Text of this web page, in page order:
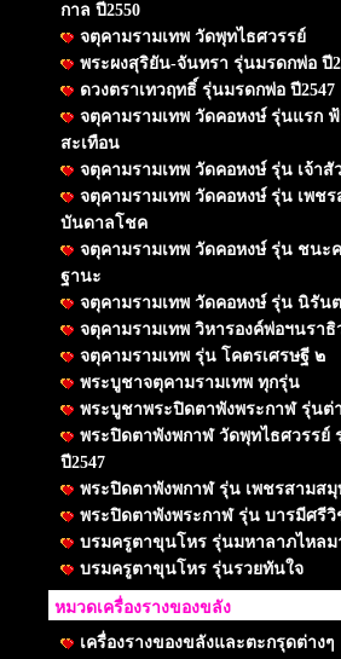
กาล ปี2550
จตุคามรามเทพ วัดพุทไธศวรรย์
พระผงสุริยัน-จันทรา รุ่นมรดกพ่อ ปี
ดวงตราเทวฤทธิ์ รุ่นมรดกพ่อ ปี2547
จตุคามรามเทพ วัดคอหงษ์ รุ่นแรก
สะเทือน
จตุคามรามเทพ วัดคอหงษ์ รุ่น เจ้าสั
จตุคามรามเทพ วัดคอหงษ์ รุ่น เพช
บันดาลโชค
จตุคามรามเทพ วัดคอหงษ์ รุ่น ชนะ
ฐานะ
จตุคามรามเทพ วัดคอหงษ์ รุ่น นิรัน
จตุคามรามเทพ วิหารองค์พ่อฯนราธิ
จตุคามรามเทพ รุ่น โคตรเศรษฐี ๒
พระบูชาจตุคามรามเทพ ทุกรุ่น
พระบูชาพระปิดตาพังพระกาฬ รุ่นต่
พระปิดตาพังพกาฬ วัดพุทไธศวรรย์
ปี2547
พระปิดตาพังพกาฬ รุ่น เพชรสามส
พระปิดตาพังพระกาฬ รุ่น บารมีศรีวิ
บรมครูตาขุนโหร รุ่นมหาลาภไหลม
บรมครูตาขุนโหร รุ่นรวยทันใจ
หมวดเครื่องรางของขลัง
เครื่องรางของขลังและตะกรุดต่างๆ